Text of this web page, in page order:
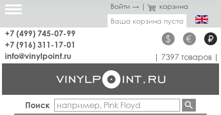
Войти → |
корзина
Ваша корзина пуста
+7 (499) 745-07-99
+7 (916) 311-17-01
$ € ₽
info@vinylpoint.ru | 7397 товаров |
Поиск